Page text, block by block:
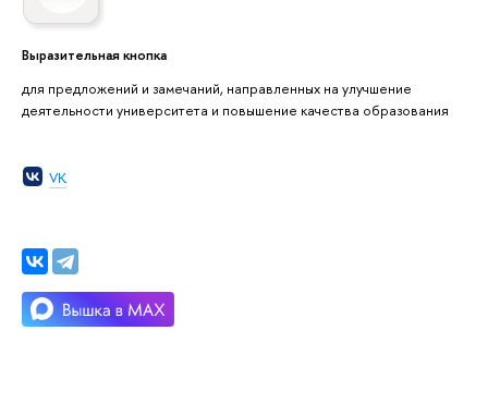
Выразительная кнопка
для предложений и замечаний, направленных на улучшение
деятельности университета и повышение качества образования
VK